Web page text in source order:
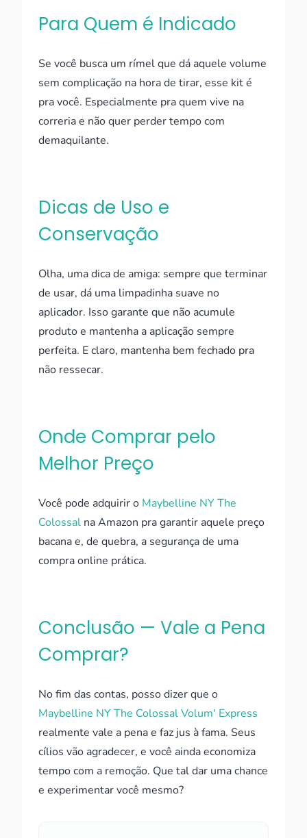
Para Quem é Indicado
Se você busca um rímel que dá aquele volume
sem complicação na hora de tirar, esse kit é
pra você. Especialmente pra quem vive na
correria e não quer perder tempo com
demaquilante.
Dicas de Uso e
Conservação
Olha, uma dica de amiga: sempre que terminar
de usar, dá uma limpadinha suave no
aplicador. Isso garante que não acumule
produto e mantenha a aplicação sempre
perfeita. E claro, mantenha bem fechado pra
não ressecar.
Onde Comprar pelo
Melhor Preço
Você pode adquirir o Maybelline NY The
Colossal na Amazon pra garantir aquele preço
bacana e, de quebra, a segurança de uma
compra online prática.
Conclusão — Vale a Pena
Comprar?
No fim das contas, posso dizer que o
Maybelline NY The Colossal Volum' Express
realmente vale a pena e faz jus à fama. Seus
cílios vão agradecer, e você ainda economiza
tempo com a remoção. Que tal dar uma chance
e experimentar você mesmo?